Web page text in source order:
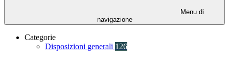
Menu di
navigazione
Categorie
Disposizioni generali 126